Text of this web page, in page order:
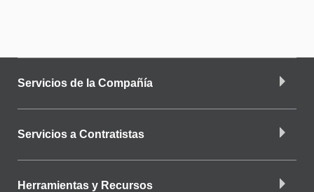
Servicios de la Compañía
Servicios a Contratistas
Herramientas y Recursos